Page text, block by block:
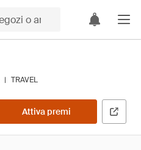
| TRAVEL
Attiva premi